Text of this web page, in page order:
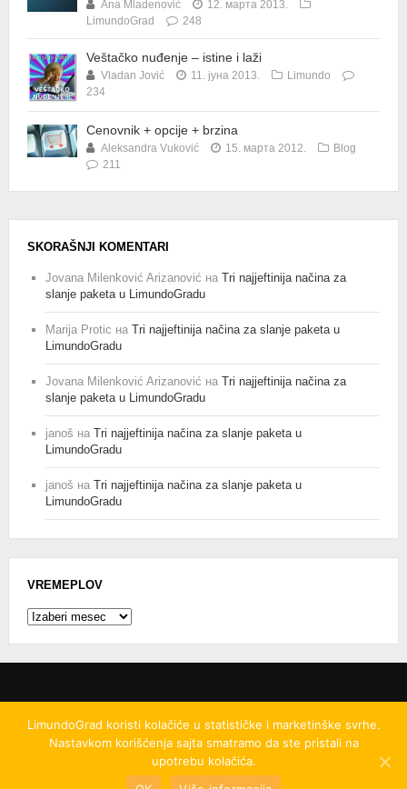
Ana Mladenović
12. марта 2013.
LimundoGrad
248
Veštačko nuđenje – istine i laži
Vladan Jović 11. јуна 2013.
Limundo
234
Cenovnik + opcije + brzina
Aleksandra Vuković 15. марта 2012.
Blog
211
SKORAŠNJI KOMENTARI
Jovana Milenković Arizanović на Tri najjeftinija načina za
slanje paketa u LimundoGradu
Marija Protic на Tri najjeftinija načina za slanje paketa u
LimundoGradu
Jovana Milenković Arizanović на Tri najjeftinija načina za
slanje paketa u LimundoGradu
janoš на Tri najjeftinija načina za slanje paketa u
LimundoGradu
janoš на Tri najjeftinija načina za slanje paketa u
LimundoGradu
VREMEPLOV
Vremeplov
LimundoGrad d.o.o.
Ovo delo je
licencirano pod uslovima licenceCreative Commons
LimundoGrad koristi kolačiće u statističke i marketinške svrhe.
Nastavkom korišćenja sajta smatramo da ste pristali na
upotrebu kolačića.